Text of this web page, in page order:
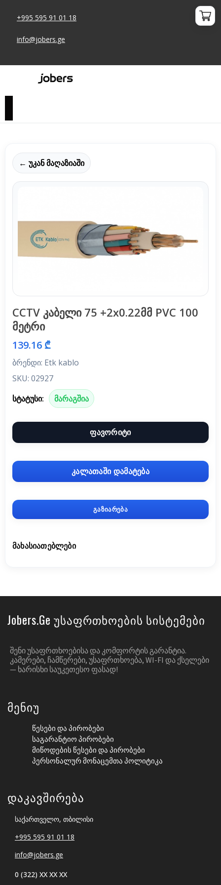
+995 595 91 01 18
info@jobers.ge
← უკან მაღაზიაში
CCTV კაბელი 75 +2x0.22მმ PVC 100
მეტრი
139.16 ₾
ბრენდი: Etk kablo
SKU: 02927
სტატუსი:
მარაგშია
ფავორიტი
კალათაში დამატება
გაზიარება
ᲛᲐᲮᲐᲡᲘᲐᲗᲔᲑᲚᲔᲑᲘ
Jobers.ge Უსაფრთხოების Სისტემები
ᲨᲔᲜᲘ ᲣᲡᲐᲤᲠᲗᲮᲝᲔᲑᲘᲡᲐ ᲓᲐ ᲙᲝᲛᲤᲝᲠᲢᲘᲡ ᲒᲐᲠᲐᲜᲢᲘᲐ.
ᲙᲐᲛᲔᲠᲔᲑᲘ, ᲩᲐᲛᲬᲔᲠᲔᲑᲘ, ᲣᲡᲐᲤᲠᲗᲮᲝᲔᲑᲐ, WI-FI ᲓᲐ ᲥᲡᲔᲚᲔᲑᲘ
— ᲮᲐᲠᲘᲡᲮᲘ ᲡᲐᲣᲙᲔᲗᲔᲡᲝ ᲤᲐᲡᲐᲓ!
Მენიუ
Წესები Და Პირობები
Საგარანტიო Პირობები
Მიწოდების Წესები Და Პირობები
Პერსონალურ Მონაცემთა Პოლიტიკა
Დაკავშირება
საქართველო, თბილისი
+995 595 91 01 18
info@jobers.ge
0 (322) XX XX XX